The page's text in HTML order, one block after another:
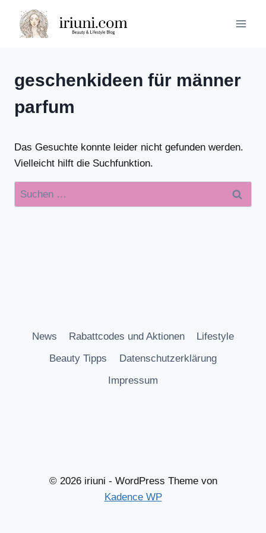
Inhalt
springen
geschenkideen für männer
parfum
Das Gesuchte konnte leider nicht gefunden werden.
Vielleicht hilft die Suchfunktion.
Suchen
nach:
News Rabattcodes und Aktionen
Lifestyle
Beauty Tipps
Datenschutzerklärung
Impressum
© 2026 iriuni - WordPress Theme von
Kadence WP